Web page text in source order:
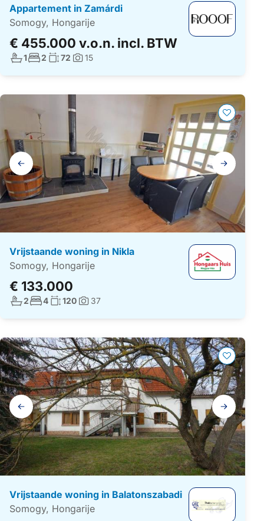
Appartement in Zamárdi
Somogy, Hongarije
€ 455.000 v.o.n. incl. BTW
Aantal badkamers:
1Aantal slaapkamers:
2 Woonoppervlakte:
72 Foto's:
15
Galerij
navigatie
Vrijstaande woning in Nikla
Somogy, Hongarije
€ 133.000
Aantal badkamers:
2Aantal slaapkamers:
4Woonoppervlakte:
120Foto's:
37
Galerij
navigatie
Vrijstaande woning in Balatonszabadi
Somogy, Hongarije